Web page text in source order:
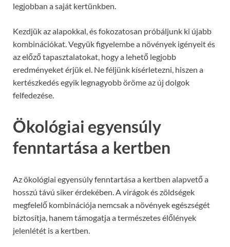
legjobban a saját kertünkben.
Kezdjük az alapokkal, és fokozatosan próbáljunk ki újabb
kombinációkat. Vegyük figyelembe a növények igényeit és
az előző tapasztalatokat, hogy a lehető legjobb
eredményeket érjük el. Ne féljünk kísérletezni, hiszen a
kertészkedés egyik legnagyobb öröme az új dolgok
felfedezése.
Ökológiai egyensúly
fenntartása a kertben
Az ökológiai egyensúly fenntartása a kertben alapvető a
hosszú távú siker érdekében. A virágok és zöldségek
megfelelő kombinációja nemcsak a növények egészségét
biztosítja, hanem támogatja a természetes élőlények
jelenlétét is a kertben.